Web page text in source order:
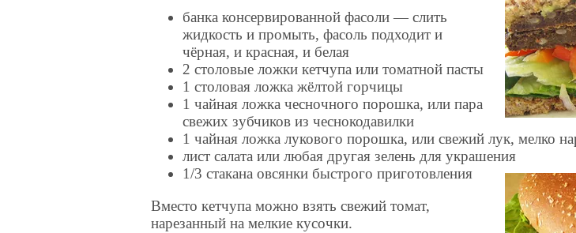
банка консервированной фасоли — слить
жидкость и промыть, фасоль подходит и
чёрная, и красная, и белая
2 столовые ложки кетчупа или томатной пасты
1 столовая ложка жёлтой горчицы
1 чайная ложка чесночного порошка, или пара
свежих зубчиков из чеснокодавилки
1 чайная ложка лукового порошка, или свежий лук, мелко
лист салата или любая другая зелень для украшения
1/3 стакана овсянки быстрого приготовления
Вместо кетчупа можно взять свежий томат,
нарезанный на мелкие кусочки.